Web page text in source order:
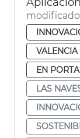
VALENCIA
EN
LAS